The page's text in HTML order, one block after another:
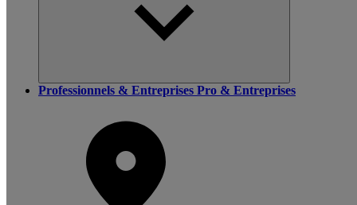
Professionnels & Entreprises Pro & Entreprises